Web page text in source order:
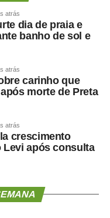
atrás
dia de praia e
banho de sol e
atrás
carinho que
morte de Preta
atrás
crescimento
após consulta